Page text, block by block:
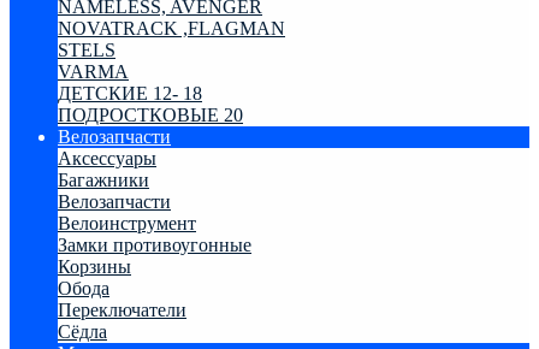
NAMELESS, AVENGER
NOVATRACK ,FLAGMAN
STELS
VARMA
ДЕТСКИЕ 12- 18
ПОДРОСТКОВЫЕ 20
Велозапчасти
Аксессуары
Багажники
Велозапчасти
Велоинструмент
Замки противоугонные
Корзины
Обода
Переключатели
Сёдла